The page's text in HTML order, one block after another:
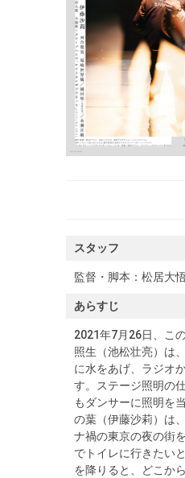
スタッフ
監督・脚本： 松居大
あらすじ
2021年7月26日、こ
照生（池松壮亮）は
に水をあげ、ラジオ
す。ステージ照明の
もダンサーに照明を
の葉（伊藤沙莉）は
ナ禍の東京の夜の街
でトイレに行きたい
を降りると、どこか